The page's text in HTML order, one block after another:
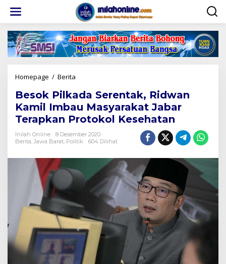
konten
Homepage / Berita
Serentak,
Ridwan
Kamil
Imbau
Masyarakat
Jabar
Protokol
Kesehatan
Besok Pilkada Serentak, Ridwan
Kamil Imbau Masyarakat Jabar
Terapkan Protokol Kesehatan
Inilah Online
8 Desember 2020
Berita Jawa Barat Politik 604 Dilihat